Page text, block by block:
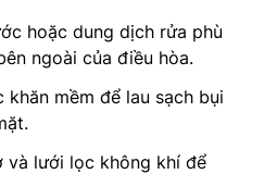
hoặc dung dịch rửa phù
ngoài của điều hòa.
khăn mềm để lau sạch bụi
và lưới lọc không khí để